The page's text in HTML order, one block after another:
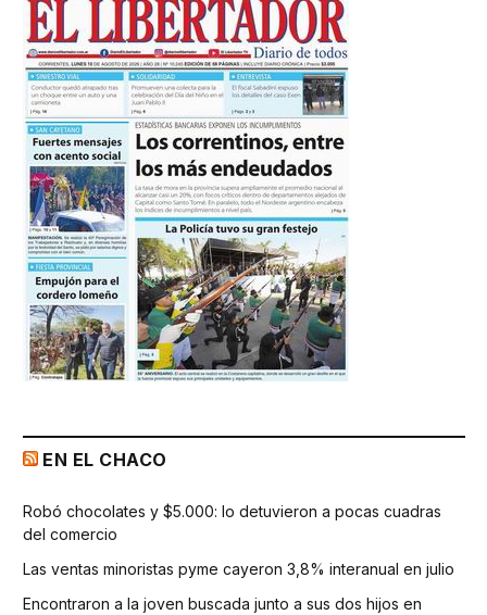
EN EL CHACO
Robó chocolates y $5.000: lo detuvieron a pocas cuadras
del comercio
Las ventas minoristas pyme cayeron 3,8% interanual en julio
Encontraron a la joven buscada junto a sus dos hijos en